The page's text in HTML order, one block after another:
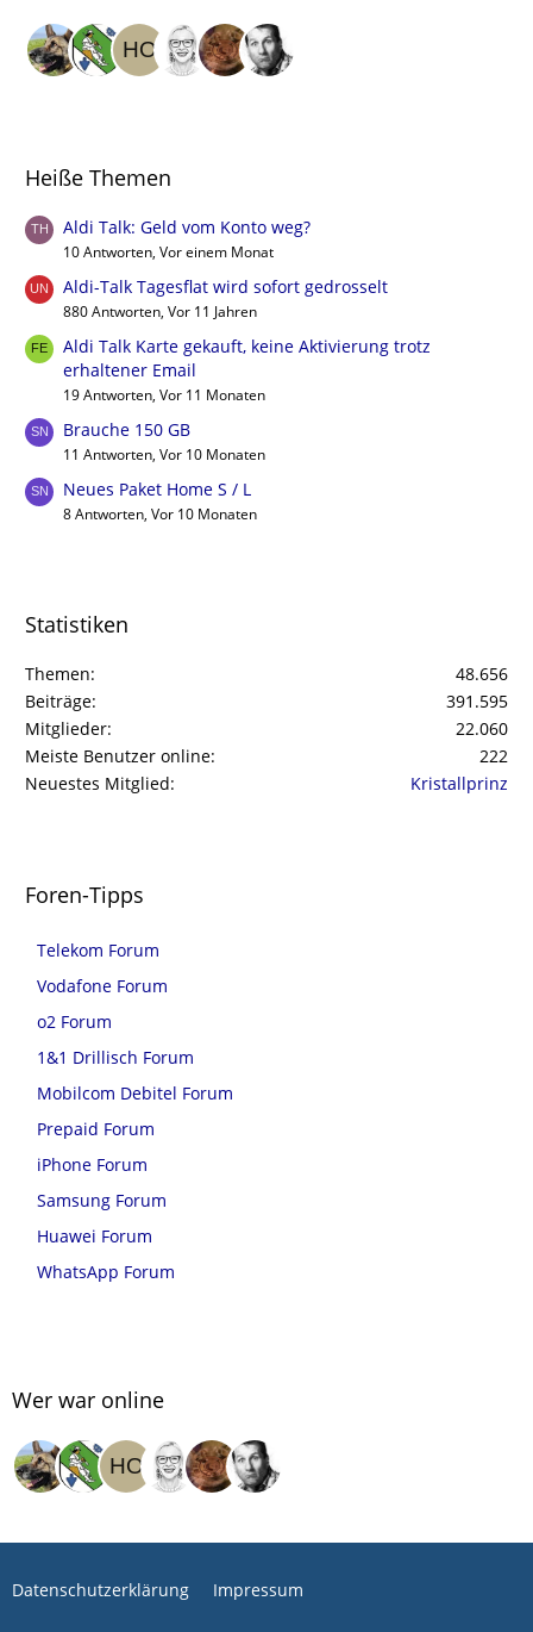
Heiße Themen
Aldi Talk: Geld vom Konto weg?
10 Antworten, Vor einem Monat
Aldi-Talk Tagesflat wird sofort gedrosselt
880 Antworten, Vor 11 Jahren
Aldi Talk Karte gekauft, keine Aktivierung trotz
erhaltener Email
19 Antworten, Vor 11 Monaten
Brauche 150 GB
11 Antworten, Vor 10 Monaten
Neues Paket Home S / L
8 Antworten, Vor 10 Monaten
Statistiken
Themen
48.656
Beiträge
391.595
Mitglieder
22.060
Meiste Benutzer online
222
Neuestes Mitglied
Kristallprinz
Foren-Tipps
Telekom Forum
Vodafone Forum
o2 Forum
1&1 Drillisch Forum
Mobilcom Debitel Forum
Prepaid Forum
iPhone Forum
Samsung Forum
Huawei Forum
WhatsApp Forum
Wer war online
Datenschutzerklärung Impressum